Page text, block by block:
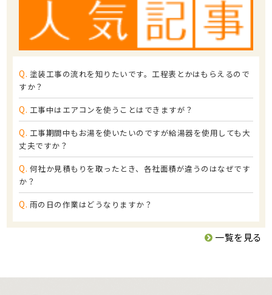
Q. 塗装工事の流れを知りたいです。工程表とかはもらえるので
すか？
Q. 工事中はエアコンを使うことはできますが？
Q. 工事期間中もお湯を使いたいのですが給湯器を使用しても大
丈夫ですか？
Q. 何社か見積もりを取ったとき、各社面積が違うのはなぜです
か？
Q. 雨の日の作業はどうなりますか？
一覧を見る